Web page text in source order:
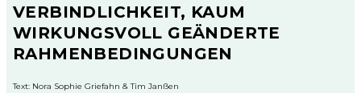
VERBINDLICHKEIT, KAUM
WIRKUNGSVOLL GEÄNDERTE
RAHMENBEDINGUNGEN
Text: Nora Sophie Griefahn & Tim Janßen